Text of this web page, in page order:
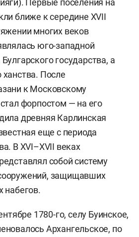
ближе к середине XVII
многих веков
юго-западной
государства, а
ханства. После
к Московскому
форпостом — на его
древняя Карлинская
еще с периода
В XVI–XVII веках
собой систему
защищавших
набегов.
1780-го, селу Буинское,
Архангельское, по